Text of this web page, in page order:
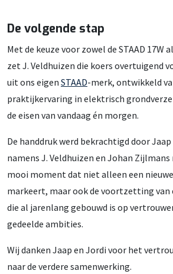
De volgende stap
Met de keuze voor zowel de STAAD 17W
zet J. Veldhuizen die koers overtuigend
uit ons eigen STAAD-merk, ontwikkeld
praktijkervaring in elektrisch
de eisen van vandaag én morgen.
De handdruk werd bekrachtigd door
namens J. Veldhuizen en Johan Zijlmans
mooi moment dat niet alleen een
markeert, maar ook de voortzetting van
die al jarenlang gebouwd is op
gedeelde ambities.
Wij danken Jaap en Jordi voor het
naar de verdere samenwerking.